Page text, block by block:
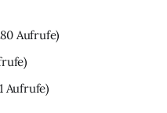
Aufrufe)
Aufrufe)